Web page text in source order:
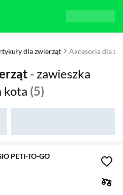
dla zwierząt Akcesoria dla
- zawieszka
kota (5)
PETI-TO-GO